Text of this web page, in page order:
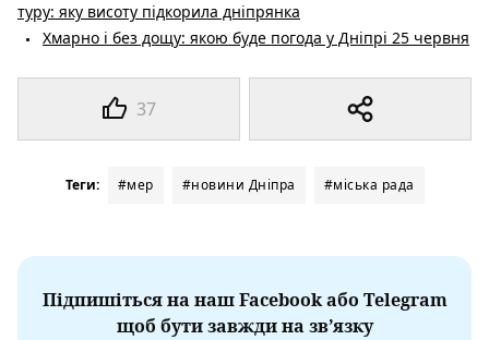
37
туру: яку висоту підкорила дніпрянка
Хмарно і без дощу: якою буде погода у Дніпрі 25 червня
Теги: #мер #новини Дніпра #міська рада
Підпишіться на наш Facebook або Telegram
щоб бути завжди на зв’язку